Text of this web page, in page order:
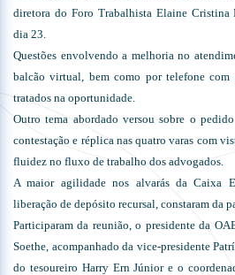
diretora do Foro Trabalhista Elaine
dia 23.
Questões envolvendo a melhoria no
balcão virtual, bem como por telefone com
tratados na oportunidade.
Outro tema abordado versou sobre o
contestação e réplica nas quatro varas com
fluidez no fluxo de trabalho dos advogados.
A maior agilidade nos alvarás da Caixa
liberação de depósito recursal, constaram da
Participaram da reunião, o presidente da
Soethe, acompanhado da vice-presidente
do tesoureiro Harry Ern Júnior e o